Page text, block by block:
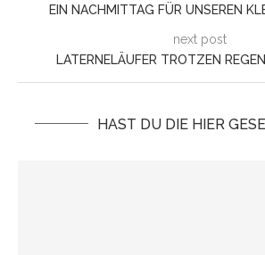
EIN NACHMITTAG FÜR UNSEREN
next post
LATERNELÄUFER TROTZEN
HAST DU DIE HIER